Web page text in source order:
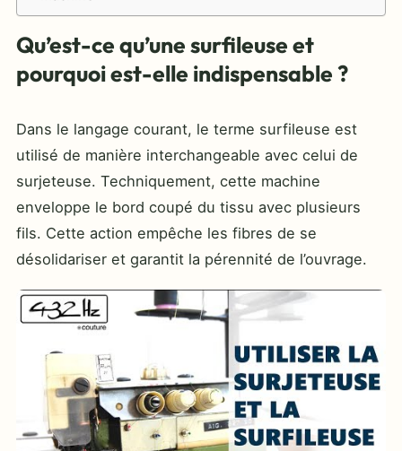
Qu’est-ce qu’une surfileuse et
pourquoi est-elle indispensable ?
Dans le langage courant, le terme surfileuse est
utilisé de manière interchangeable avec celui de
surjeteuse. Techniquement, cette machine
enveloppe le bord coupé du tissu avec plusieurs
fils. Cette action empêche les fibres de se
désolidariser et garantit la pérennité de l’ouvrage.